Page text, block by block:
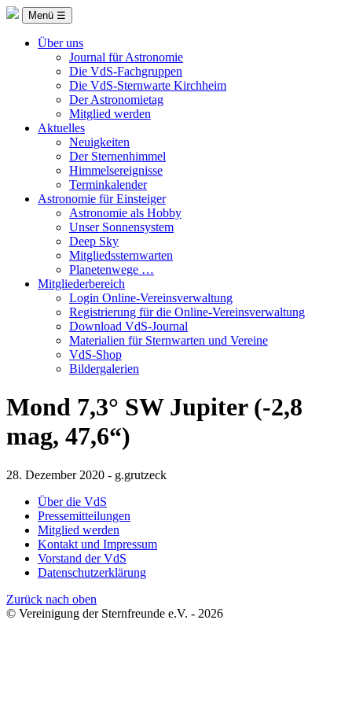
Menü ☰
Über uns
Journal für Astronomie
Die VdS-Fachgruppen
Die VdS-Sternwarte Kirchheim
Der Astronomietag
Mitglied werden
Aktuelles
Neuigkeiten
Der Sternenhimmel
Himmelsereignisse
Terminkalender
Astronomie für Einsteiger
Astronomie als Hobby
Unser Sonnensystem
Deep Sky
Mitgliedssternwarten
Planetenwege …
Mitgliederbereich
Login Online-Vereinsverwaltung
Registrierung für die Online-Vereinsverwaltung
Download VdS-Journal
Materialien für Sternwarten und Vereine
VdS-Shop
Bildergalerien
Mond 7,3° SW Jupiter (-2,8
mag, 47,6“)
28. Dezember 2020 - g.grutzeck
Über die VdS
Pressemitteilungen
Mitglied werden
Kontakt und Impressum
Vorstand der VdS
Datenschutzerklärung
Zurück nach oben
© Vereinigung der Sternfreunde e.V. - 2026